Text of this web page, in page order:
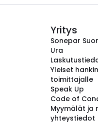
Yritys
Sonepar
Ura
Yleiset
toimittajalle
Speak Up
Code of
Myymälät ja
yhteystiedot